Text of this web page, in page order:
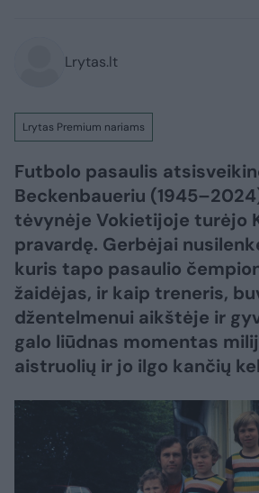
Lrytas.lt
Lrytas Premium nariams
Futbolo pasaulis
Beckenbaueriu
tėvynėje Vokietijoje turėjo
pravardę. Gerbėjai
kuris tapo pasaulio
žaidėjas, ir kaip treneris,
džentelmenui aikštėje ir
galo liūdnas momentas
aistruolių ir jo ilgo kančių